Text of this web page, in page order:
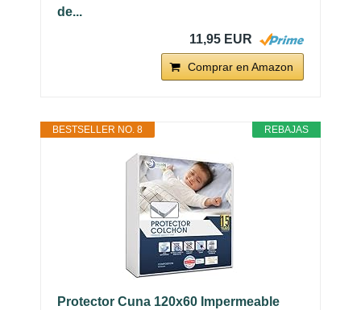
de...
11,95 EUR
Comprar en Amazon
REBAJAS
BESTSELLER NO. 8
Protector Cuna 120x60 Impermeable